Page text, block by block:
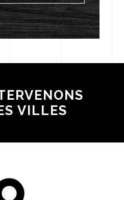
VILLES